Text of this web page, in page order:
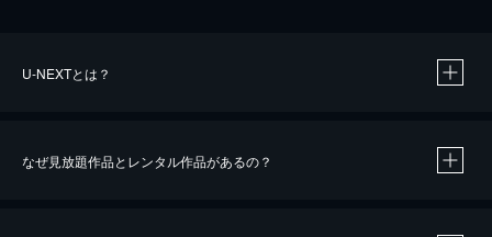
U-NEXTとは？
なぜ見放題作品とレンタル作品があるの？